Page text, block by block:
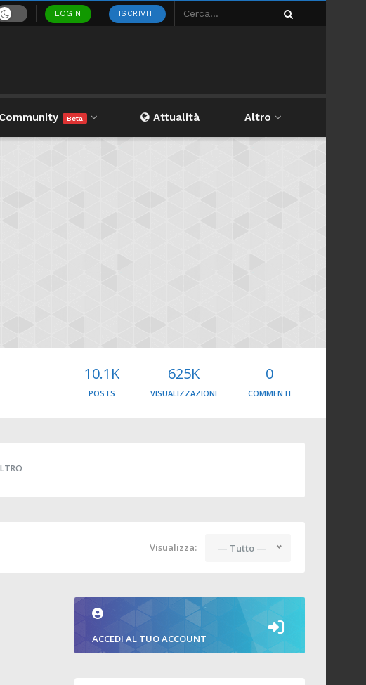
LOGIN ISCRIVITI
Community Beta Attualità Altro
10.1K
POSTS
625K
VISUALIZZAZIONI
0
COMMENTI
Visualizza: — Tutto —
ACCEDI AL TUO ACCOUNT